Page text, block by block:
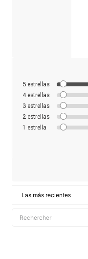
5 estrellas
4estrellas
3 estrellas
2 estrellas
1 estrella